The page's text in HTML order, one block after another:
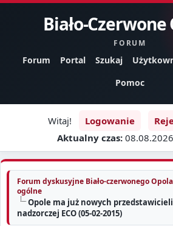
Biało-Czerwone
FORUM
Forum Portal Szukaj
Pomoc
Witaj! Logowanie
Aktualny czas:
Forum dyskusyjne Biało-czerwonego Opola
ogólne
Opole ma już nowych
nadzorczej ECO (05-02-2015)